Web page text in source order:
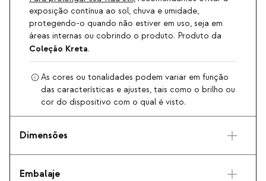
exposição contínua ao sol, chuva e umidade,
protegendo-o quando não estiver em uso, seja em
áreas internas ou cobrindo o produto. Produto da
Coleção Kreta.
As cores ou tonalidades podem variar em função
das características e ajustes, tais como o brilho ou
cor do dispositivo com o qual é visto.
Dimensões
Embalaje